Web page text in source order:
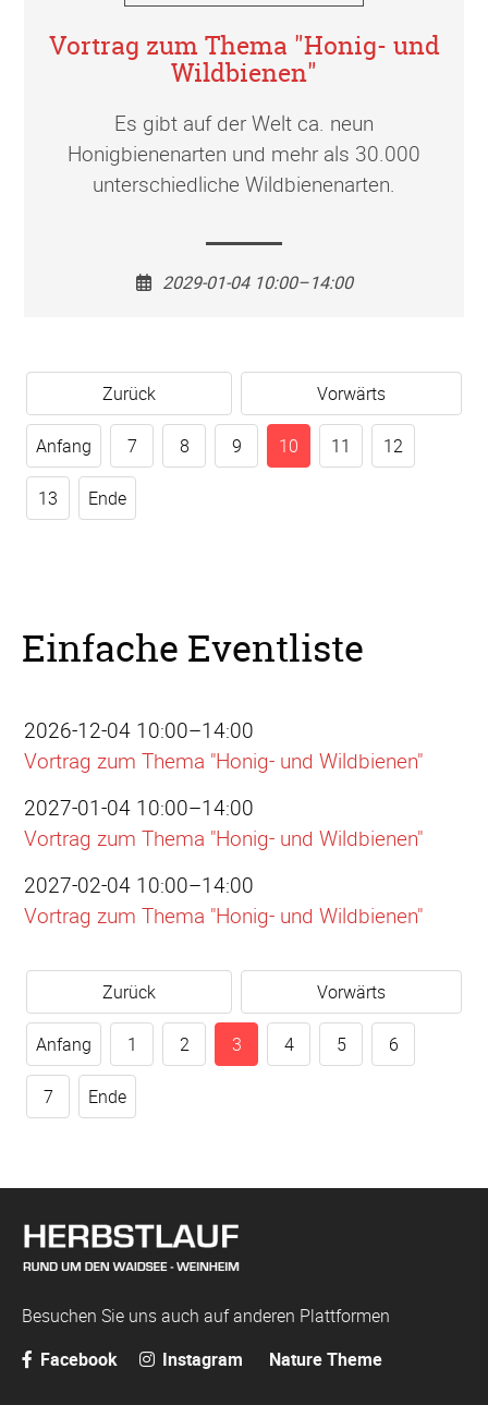
Vortrag zum Thema "Honig- und
Wildbienen"
Es gibt auf der Welt ca. neun
Honigbienenarten und mehr als 30.000
unterschiedliche Wildbienenarten.
2029-01-04 10:00–14:00
Zurück Vorwärts
Anfang 7 8 9 10 11 12
13 Ende
Einfache Eventliste
2026-12-04 10:00–14:00
Vortrag zum Thema "Honig- und Wildbienen"
2027-01-04 10:00–14:00
Vortrag zum Thema "Honig- und Wildbienen"
2027-02-04 10:00–14:00
Vortrag zum Thema "Honig- und Wildbienen"
Zurück Vorwärts
Anfang 1 2 3 4 5 6
7 Ende
Besuchen Sie uns auch auf anderen Plattformen
Facebook
Instagram Nature Theme